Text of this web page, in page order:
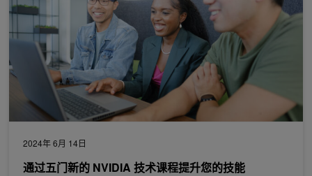
2024年 6月 14日
通过五门新的 NVIDIA 技术课程提升您的技能